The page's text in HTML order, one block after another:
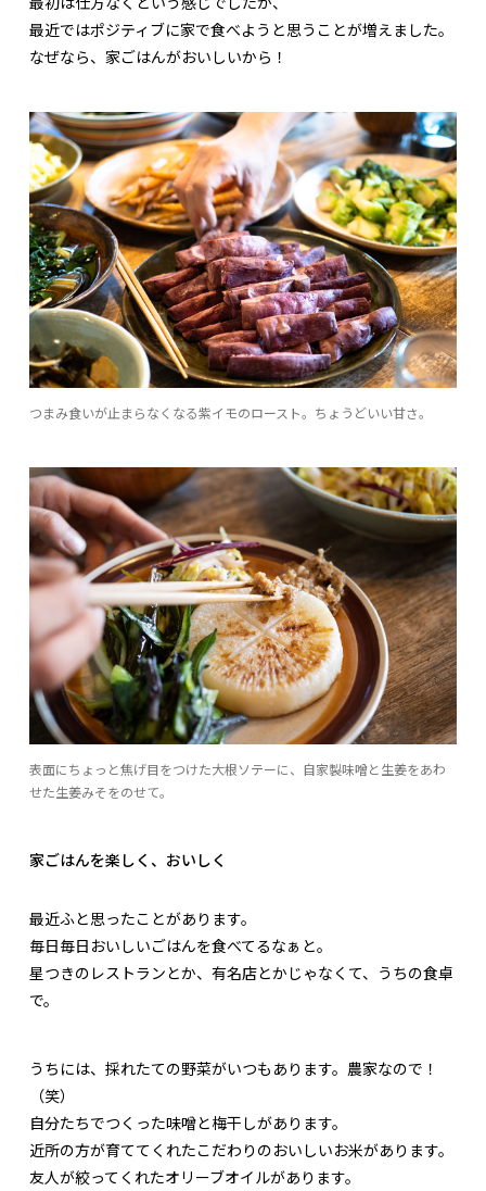
最近ではポジティブに家で食べようと思うことが増えました。
なぜなら、家ごはんがおいしいから！
つまみ食いが止まらなくなる紫イモのロースト。ちょうどいい甘さ。
表面にちょっと焦げ目をつけた大根ソテーに、自家製味噌と生姜をあわ
せた生姜みそをのせて。
家ごはんを楽しく、おいしく
最近ふと思ったことがあります。
毎日毎日おいしいごはんを食べてるなぁと。
星つきのレストランとか、有名店とかじゃなくて、うちの食卓
で。
うちには、採れたての野菜がいつもあります。農家なので！
（笑）
自分たちでつくった味噌と梅干しがあります。
近所の方が育ててくれたこだわりのおいしいお米があります。
友人が絞ってくれたオリーブオイルがあります。